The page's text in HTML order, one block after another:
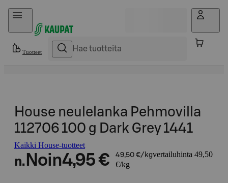
Hyppää sisältöön
Tuotteet
House neulelanka Pehmovilla
112706 100 g Dark Grey 1441
Kaikki House-tuotteet
n. Noin4,95 € 49,50 €/kgvertailuhinta 49,50
€/kg